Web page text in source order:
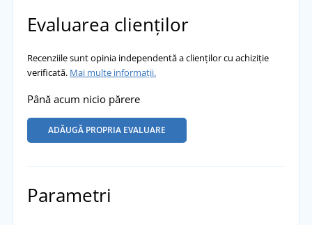
Evaluarea clienților
Recenziile sunt opinia independentă a clienților cu achiziție
verificată. Mai multe informații.
Până acum nicio părere
ADĂUGĂ PROPRIA EVALUARE
Parametri